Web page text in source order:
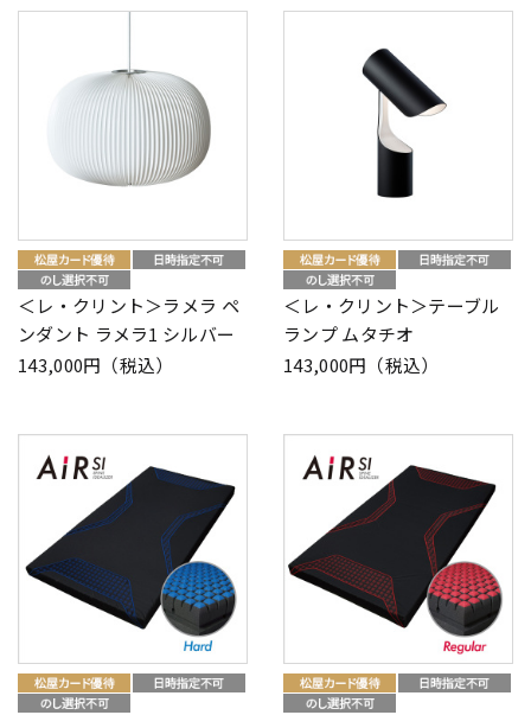
＜レ・クリント＞ラメラ ペ
ンダント ラメラ1 シルバー
143,000円（税込）
＜レ・クリント＞テーブル
ランプ ムタチオ
143,000円（税込）